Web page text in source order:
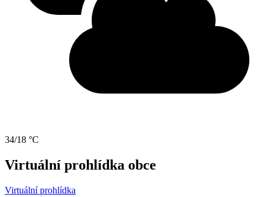
34/18 °C
Virtuální prohlídka obce
Virtuální prohlídka